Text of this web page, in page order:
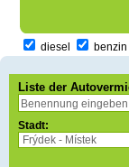
diesel benzin
Liste der
Stadt: